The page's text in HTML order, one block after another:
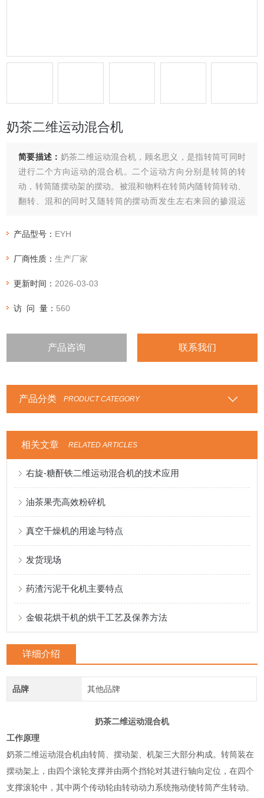
奶茶二维运动混合机
简要描述： 奶茶二维运动混合机，顾名思义，是指转筒可同时
进行二个方向运动的混合机。二个运动方向分别是转筒的转
动，转筒随摆动架的摆动。被混和物料在转筒内随转筒转动、
翻转、混和的同时又随转筒的摆动而发生左右来回的掺混运
混和。
产品型号： EYH
厂商性质：生产厂家
更新时间： 2026-03-03
访 问 量： 560
产品咨询 联系我们
产品分类 PRODUCT CATEGORY
相关文章 RELATED ARTICLES
右旋-糖酐铁二维运动混合机的技术应用
油茶果壳高效粉碎机
真空干燥机的用途与特点
发货现场
药渣污泥干化机主要特点
金银花烘干机的烘干工艺及保养方法
详细介绍
品牌 其他品牌
奶茶二维运动混合机
工作原理
奶茶二维运动混合机由转筒、摆动架、机架三大部分构成。转筒装在
摆动架上，由四个滚轮支撑并由两个挡轮对其进行轴向定位，在四个
支撑滚轮中，其中两个传动轮由转动动力系统拖动使转筒产生转动。